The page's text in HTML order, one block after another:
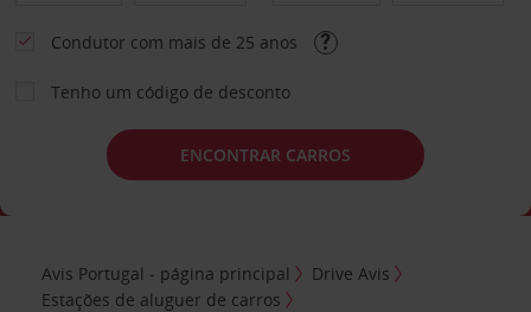
Condutor com mais de 25 anos
Tenho um código de desconto
ENCONTRAR CARROS
Avis Portugal - página principal
Drive Avis
Estações de aluguer de carros